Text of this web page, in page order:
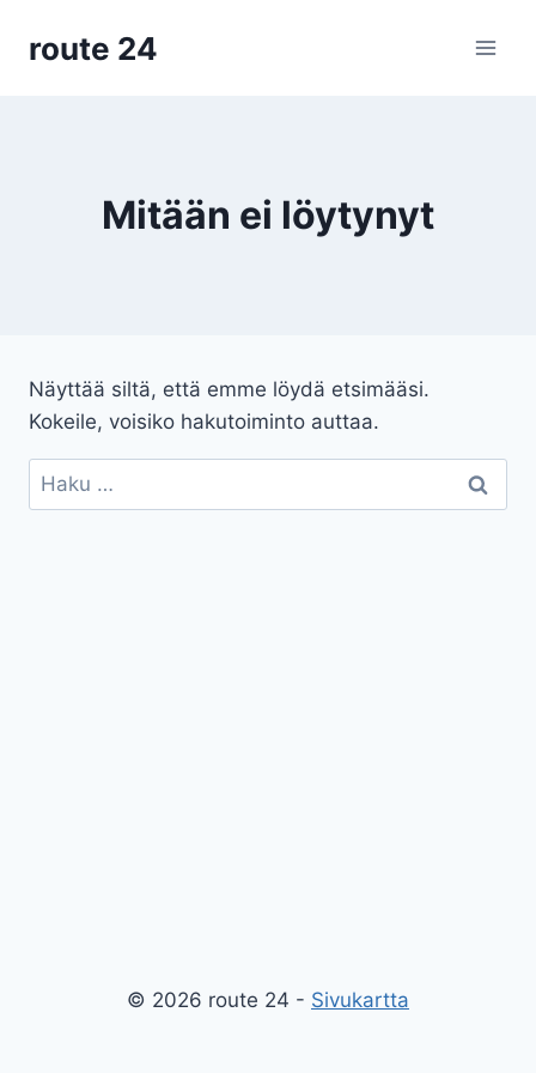
sisältöön
route 24
Mitään ei löytynyt
Näyttää siltä, että emme löydä etsimääsi.
Kokeile, voisiko hakutoiminto auttaa.
Haku:
© 2026 route 24 - Sivukartta